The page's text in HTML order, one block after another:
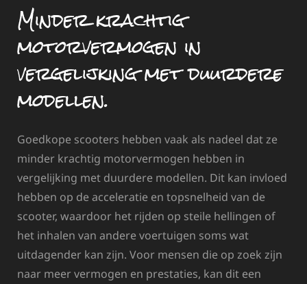
Minder krachtig
motorvermogen in
vergelijking met duurdere
modellen.
Goedkope scooters hebben vaak als nadeel dat ze
minder krachtig motorvermogen hebben in
vergelijking met duurdere modellen. Dit kan invloed
hebben op de acceleratie en topsnelheid van de
scooter, waardoor het rijden op steile hellingen of
het inhalen van andere voertuigen soms wat
uitdagender kan zijn. Voor mensen die op zoek zijn
naar meer vermogen en prestaties, kan dit een